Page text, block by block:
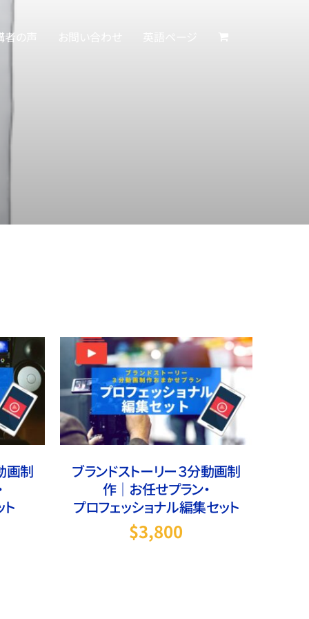
の声
画制
お買い物カゴに追加 / 詳細
ブランドストーリー３分動画制
作｜お任せプラン・
プロフェッショナル編集セット
$3,800